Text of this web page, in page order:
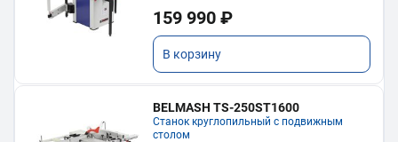
159 990 ₽
В корзину
BELMASH TS-250ST1600
Станок круглопильный с подвижным
столом